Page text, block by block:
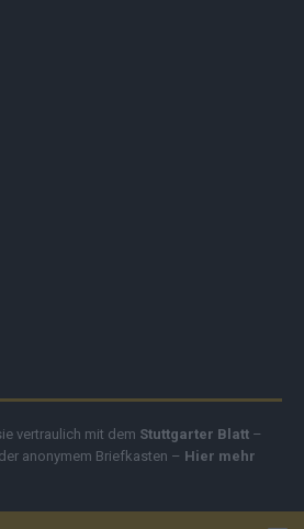
vertraulich mit dem Stuttgarter Blatt –
anonymem Briefkasten – Hier mehr